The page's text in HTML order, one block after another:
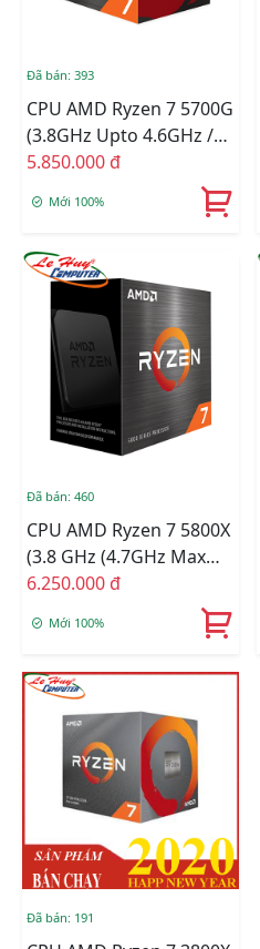
Đã bán: 393
CPU AMD Ryzen 7 5700G
(3.8GHz Upto 4.6GHz /
20MB / 8 Cores, 16
Threads / 65W / Socket
AM4)
5.850.000 đ
Mới 100%
Đã bán: 460
CPU AMD Ryzen 7 5800X
(3.8 GHz (4.7GHz Max
Boost) / 36MB Cache / 8
105W / Socket AM4)
6.250.000 đ
Mới 100%
Đã bán: 191